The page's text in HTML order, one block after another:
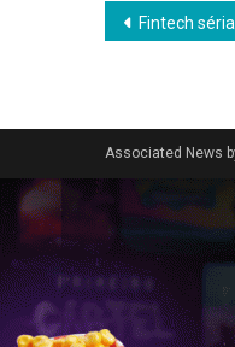
Fintech séria x fintech problema: 7 sinais para o
Associated News